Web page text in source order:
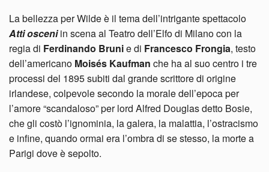
La bellezza per Wilde è il tema dell’intrigante spettacolo
Atti osceniin scena al Teatro dell’Elfo di Milano con la
regia di Ferdinando Brunie di Francesco Frongia, testo
dell’americano Moisés Kaufman che ha al suo centro i tre
processi del 1895 subiti dal grande scrittore di origine
irlandese, colpevole secondo la morale dell’epoca per
l’amore “scandaloso” per lord Alfred Douglas detto Bosie,
che gli costò l’ignominia, la galera, la malattia, l’ostracismo
e infine, quando ormai era l’ombra di se stesso, la morte a
Parigi dove è sepolto.